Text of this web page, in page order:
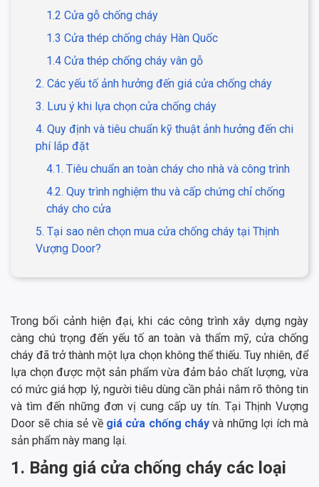
1.2 Cửa gỗ chống cháy
1.3 Cửa thép chống cháy Hàn Quốc
1.4 Cửa thép chống cháy vân gỗ
2. Các yếu tố ảnh hưởng đến giá cửa chống cháy
3. Lưu ý khi lựa chọn cửa chống cháy
4. Quy định và tiêu chuẩn kỹ thuật ảnh hưởng đến chi
phí lắp đặt
4.1. Tiêu chuẩn an toàn cháy cho nhà và công trình
4.2. Quy trình nghiệm thu và cấp chứng chỉ chống
cháy cho cửa
5. Tại sao nên chọn mua cửa chống cháy tại Thịnh
Vượng Door?
Trong bối cảnh hiện đại, khi các công trình xây dựng ngày
càng chú trọng đến yếu tố an toàn và thẩm mỹ, cửa chống
cháy đã trở thành một lựa chọn không thể thiếu. Tuy nhiên, để
lựa chọn được một sản phẩm vừa đảm bảo chất lượng, vừa
có mức giá hợp lý, người tiêu dùng cần phải nắm rõ thông tin
và tìm đến những đơn vị cung cấp uy tín. Tại Thịnh Vượng
Door sẽ chia sẻ về giá cửa chống cháy và những lợi ích mà
sản phẩm này mang lại.
1. Bảng giá cửa chống cháy các loại